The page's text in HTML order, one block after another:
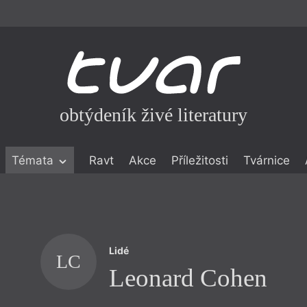
obtýdeník živé literatury
Témata Ravt Akce Příležitosti Tvárnice
LC Lidé
Leonard Cohen